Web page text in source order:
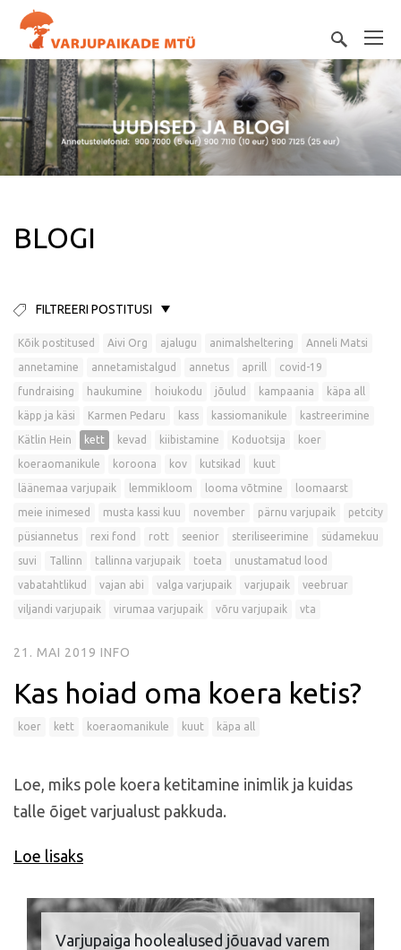
BLOGI
FILTREERI POSTITUSI
Kõik postitused Aivi Org ajalugu animalsheltering Anneli Matsi
annetamine annetamistalgud annetus aprill covid-19
fundraising haukumine hoiukodu jõulud kampaania käpa all
käpp ja käsi Karmen Pedaru kass kassiomanikule kastreerimine
Kätlin Hein kett kevad kiibistamine Koduotsija koer
koeraomanikule koroona kov kutsikad kuut
läänemaa varjupaik lemmikloom looma võtmine loomaarst
meie inimesed musta kassi kuu november pärnu varjupaik petcity
püsiannetus rexi fond rott seenior steriliseerimine südamekuu
suvi Tallinn tallinna varjupaik toeta unustamatud lood
vabatahtlikud vajan abi valga varjupaik varjupaik veebruar
viljandi varjupaik virumaa varjupaik võru varjupaik vta
21. MAI 2019 INFO
Kas hoiad oma koera ketis?
koer kett koeraomanikule kuut käpa all
Loe, miks pole koera ketitamine inimlik ja kuidas
talle õiget varjualust pakkuda.
Loe lisaks
Varjupaiga hoolealused jõuavad varem